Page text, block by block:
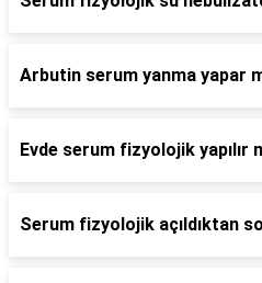
Arbutin serum yanma yapar
Evde serum fizyolojik yapılır
Serum fizyolojik açıldıktan